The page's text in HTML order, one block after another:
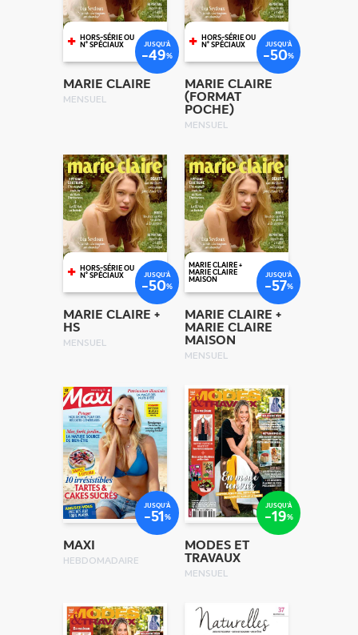
+ HORS-SÉRIE OU
N° SPÉCIAUX JUSQU'À
-49%
MARIE CLAIRE
MENSUEL
+ HORS-SÉRIE OU
N° SPÉCIAUX JUSQU'À
-50%
MARIE CLAIRE
(FORMAT
POCHE)
MENSUEL
+ HORS-SÉRIE OU
N° SPÉCIAUX JUSQU'À
-50%
MARIE CLAIRE +
HS
MENSUEL
MARIE CLAIRE +
MARIE CLAIRE
MAISON JUSQU'À
-57%
MARIE CLAIRE +
MARIE CLAIRE
MAISON
MENSUEL
JUSQU'À
-51%
MAXI
HEBDOMADAIRE
JUSQU'À
-19%
MODES ET
TRAVAUX
MENSUEL